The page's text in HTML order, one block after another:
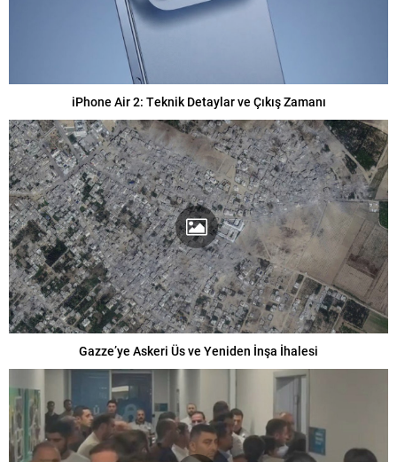
iPhone Air 2: Teknik Detaylar ve Çıkış Zamanı
Gazze’ye Askeri Üs ve Yeniden İnşa İhalesi